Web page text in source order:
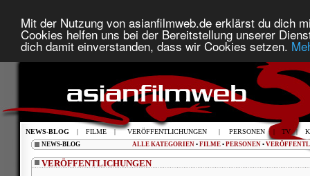
Mit der Nutzung von asianfilmweb.de erklärst du dich
Cookies helfen uns bei der Bereitstellung unserer
dich damit einverstanden, dass wir Cookies setzen.
NEWS-BLOG | FILME | VERÖFFENTLICHUNGEN | PERSONEN | TV |
ALLE KATEGORIEN • FILME • PERSONEN •
NEWS-BLOG
VERÖFFENTLICHUNGEN